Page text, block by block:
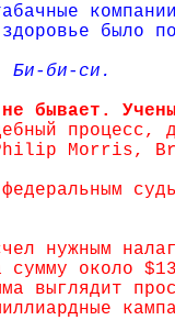
было
Би-би-си.
бывает.
процесс,
Philip Morris,
нужным
сумму около
выглядит